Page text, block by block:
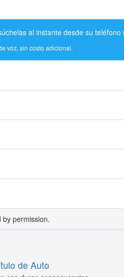
al instante desde su teléfono
voz, sin costo adicional.
permission.
de Auto